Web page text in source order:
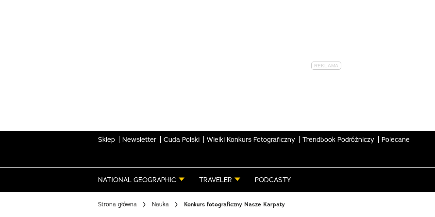
Sklep Newsletter Cuda Polski Wielki Konkurs Fotograficzny Trendbook Podróżniczy Polecane
NATIONAL GEOGRAPHIC TRAVELER PODCASTY
Strona główna Nauka Konkurs fotograficzny Nasze Karpaty